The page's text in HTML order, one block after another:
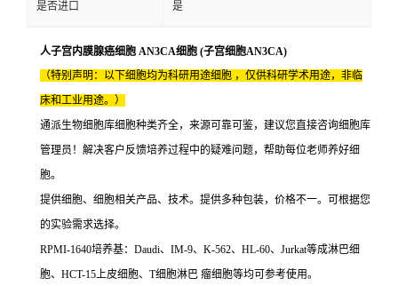
是否进口 是
人子宫内膜腺癌细胞 AN3CA细胞 (子宫细胞AN3CA)
（特别声明：以下细胞均为科研用途细胞 ，仅供科研学术用途，非临
床和工业用途。）
通派生物细胞库细胞种类齐全，来源可靠可鉴，建议您直接咨询细胞库
管理员！解决客户反馈培养过程中的疑难问题，帮助每位老师养好细
胞。
提供细胞、细胞相关产品、技术。提供多种包装，价格不一。可根据您
的实验需求选择。
RPMI-1640培养基：Daudi、IM-9、K-562、HL-60、Jurkat等成淋巴细
胞、HCT-15上皮细胞、T细胞淋巴 瘤细胞等均可参考使用。